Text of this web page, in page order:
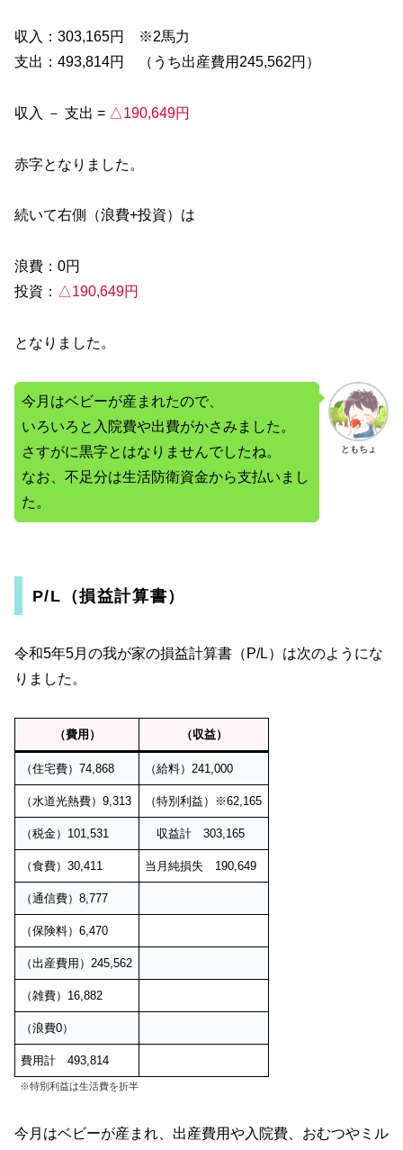
収入：303,165円 ※2馬力
支出：493,814円 （うち出産費用245,562円）
収入 － 支出 = △190,649円
赤字となりました。
続いて右側（浪費+投資）は
浪費：0円
投資： △190,649円
となりました。
ともちょ
今月はベビーが産まれたので、
いろいろと入院費や出費がかさみました。
さすがに黒字とはなりませんでしたね。
なお、不足分は生活防衛資金から支払いまし
た。
P/L（損益計算書）
令和5年5月の我が家の損益計算書（P/L）は次のようにな
りました。
（費用） （収益）
（住宅費）74,868 （給料）241,000
（水道光熱費）9,313 （特別利益）※62,165
（税金）101,531 収益計 303,165
（食費）30,411 当月純損失 190,649
（通信費）8,777
（保険料）6,470
（出産費用）245,562
（雑費）16,882
（浪費0）
費用計 493,814
※特別利益は生活費を折半
今月はベビーが産まれ、出産費用や入院費、おむつやミル